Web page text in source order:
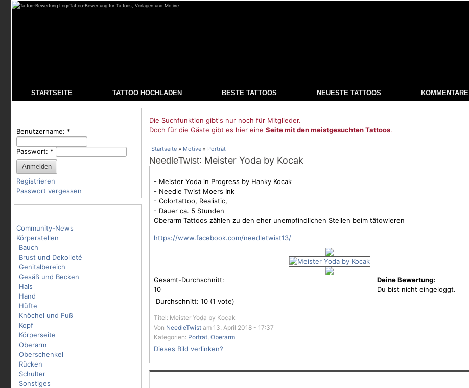
Tattoo-Bewertung für Tattoos, Vorlagen und Motive
STARTSEITE TATTOO HOCHLADEN BESTE TATTOOS NEUESTE TATTOOS KOMMENTARE
Benutzername: *
Passwort: *
Registrieren
Passwort vergessen
Community-News
Körperstellen
Bauch
Brust und Dekolleté
Genitalbereich
Gesäß und Becken
Hals
Hand
Hüfte
Knöchel und Fuß
Kopf
Körperseite
Oberarm
Oberschenkel
Rücken
Schulter
Sonstiges
Die Suchfunktion gibt's nur noch für Mitglieder.
Doch für die Gäste gibt es hier eine Seite mit den meistgesuchten Tattoos.
Startseite » Motive » Porträt
NeedleTwist: Meister Yoda by Kocak
- Meister Yoda in Progress by Hanky Kocak
- Needle Twist Moers Ink
- Colortattoo, Realistic,
- Dauer ca. 5 Stunden
Oberarm Tattoos zählen zu den eher unempfindlichen Stellen beim tätowieren
https://www.facebook.com/needletwist13/
Gesamt-Durchschnitt:
10
Durchschnitt: 10 (1 vote)
Deine Bewertung:
Du bist nicht eingeloggt.
Titel: Meister Yoda by Kocak
Von NeedleTwist am 13. April 2018 - 17:37
Kategorien: Porträt, Oberarm
Dieses Bild verlinken?